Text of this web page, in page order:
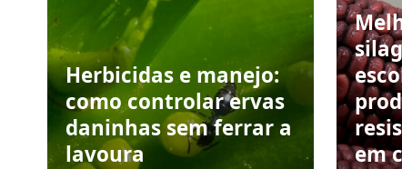
Herbicidas e manejo:
como controlar ervas
daninhas sem ferrar a
lavoura
em